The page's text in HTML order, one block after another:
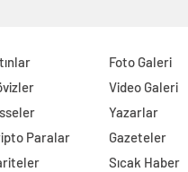
Paralar
Foto Galeri
Video Galeri
Yazarlar
Gazeteler
Sıcak Haber